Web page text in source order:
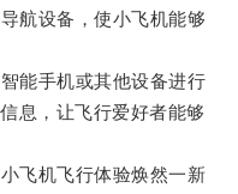
设备，使小飞机能够
能手机或其他设备进行
息，让飞行爱好者能够
飞机飞行体验焕然一新